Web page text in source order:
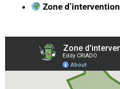
Zone d’intervention